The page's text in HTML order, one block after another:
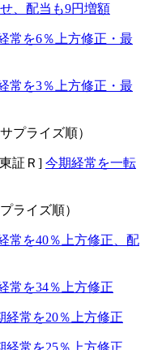
、配当も9円増額
常を6％上方修正・最
常を3％上方修正・最
プライズ順）
証Ｒ] 今期経常を一転
ライズ順）
常を40％上方修正、配
常を34％上方修正
経常を20％上方修正
経常を25％上方修正、